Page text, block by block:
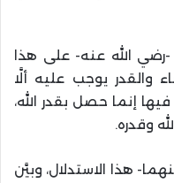
-رضي الله عنه- على هذا
والقدر يوجب عليه ألَّا
إنما حصل بقدر الله،
وقدره.
هذا الاستدلال، وبيَّن